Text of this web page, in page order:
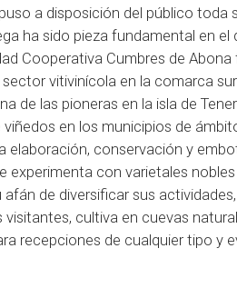
a disposición del público toda
ha sido pieza fundamental en
Cooperativa Cumbres de
vitivinícola en la comarca
de las pioneras en la isla de
en los municipios de
elaboración, conservación y
con varietales
de diversificar sus
cultiva en cuevas
recepciones de cualquier tipo y